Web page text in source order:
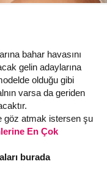
bahar havasını
gelin adaylarına
olduğu gibi
varsa da geriden
göz atmak istersen şu
En Çok
burada